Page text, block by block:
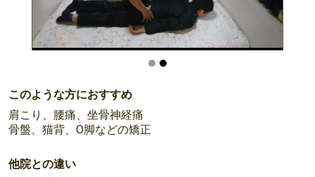
このような方におすすめ
肩こり、腰痛、坐骨神経痛
骨盤、猫背、O脚などの矯正
他院との違い